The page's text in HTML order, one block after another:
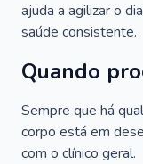
ajuda a agilizar o
saúde consistente.
Quando
Sempre que há
corpo está em
com o clínico geral.